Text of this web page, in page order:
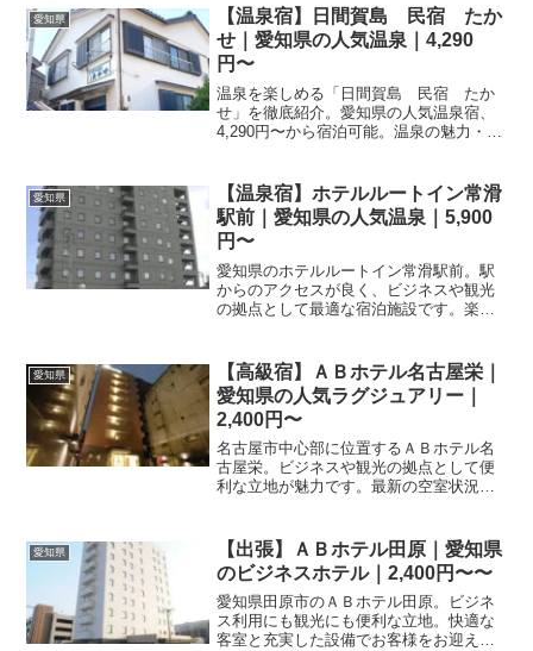
を。極上のホテルステイをお約束しま
す。
愛知県
【温泉宿】日間賀島 民宿 たか
せ｜愛知県の人気温泉｜4,290
円〜
温泉を楽しめる「日間賀島 民宿 たか
せ」を徹底紹介。愛知県の人気温泉宿、
4,290円〜から宿泊可能。温泉の魅力・客
愛知県
【温泉宿】ホテルルートイン常滑
駅前｜愛知県の人気温泉｜5,900
円〜
愛知県のホテルルートイン常滑駅前。駅
からのアクセスが良く、ビジネスや観光
の拠点として最適な宿泊施設です。楽天
適な滞在をサポートする設備も充実して
います。
愛知県
【高級宿】ＡＢホテル名古屋栄｜
愛知県の人気ラグジュアリー｜
2,400円〜
名古屋市中心部に位置するＡＢホテル名
古屋栄。ビジネスや観光の拠点として便
利な立地が魅力です。最新の空室状況や
ービスで、名古屋の旅をサポートしま
す。
愛知県
【出張】ＡＢホテル田原｜愛知県
のビジネスホテル｜2,400円〜〜
愛知県田原市のＡＢホテル田原。ビジネ
ス利用にも観光にも便利な立地。快適な
客室と充実した設備でお客様をお迎えし